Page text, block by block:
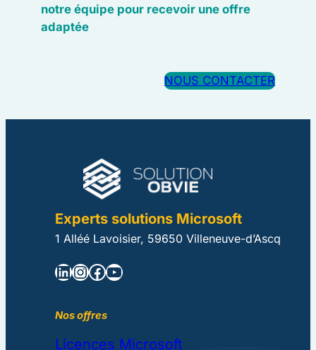
notre équipe pour recevoir une offre
adaptée
NOUS CONTACTER
Experts solutions Microsoft
1 Alléé Lavoisier, 59650 Villeneuve-d’Ascq
LinkedIn InstagramFacebook YouTube
Nos offres
Licences Microsoft